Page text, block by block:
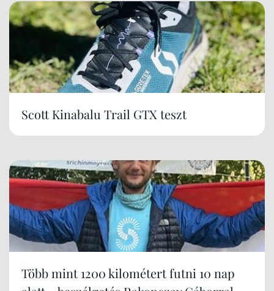
Scott Kinabalu Trail GTX teszt
Több mint 1200 kilométert futni 10 nap